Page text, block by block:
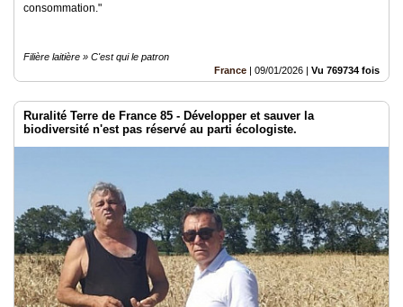
consommation."
Filière laitière » C'est qui le patron
France | 09/01/2026 | Vu 769734 fois
Ruralité Terre de France 85 - Développer et sauver la
biodiversité n'est pas réservé au parti écologiste.